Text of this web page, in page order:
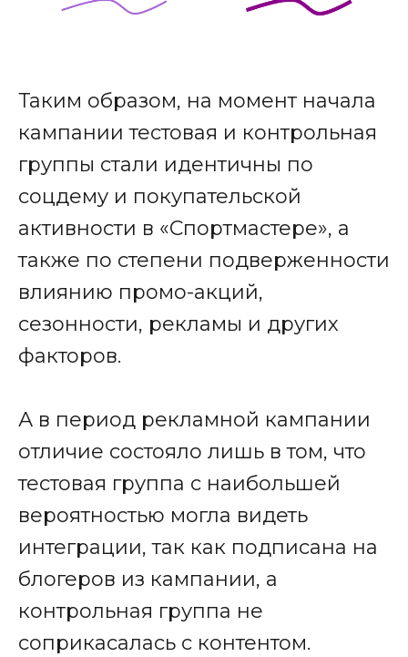
Таким образом, на момент начала
кампании тестовая и контрольная
группы стали идентичны по
соцдему и покупательской
активности в «Спортмастере», а
также по степени подверженности
влиянию промо-акций,
сезонности, рекламы и других
факторов.
А в период рекламной кампании
отличие состояло лишь в том, что
тестовая группа с наибольшей
вероятностью могла видеть
интеграции, так как подписана на
блогеров из кампании, а
контрольная группа не
соприкасалась с контентом.